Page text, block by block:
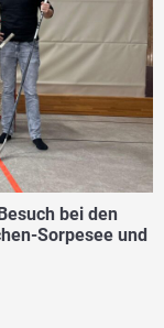
bei den
Sorpesee und